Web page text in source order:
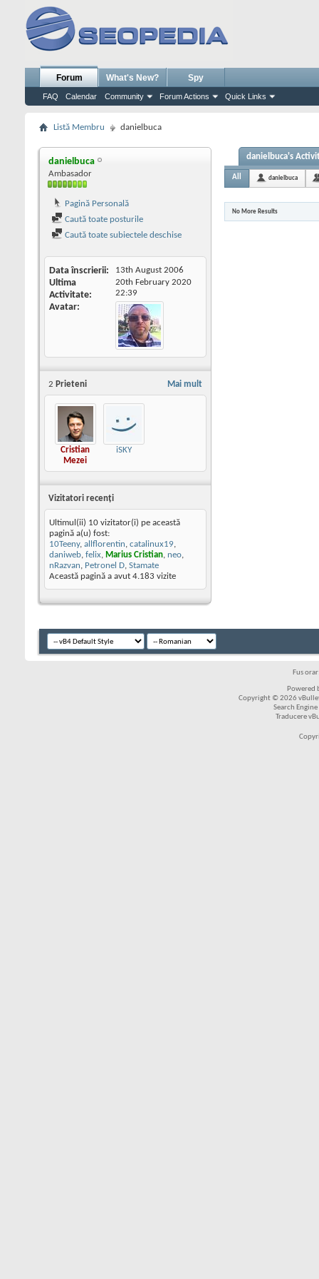
Forum
FAQ Calendar Community Forum Actions Quick Links
What's New? Spy
Listă Membru danielbuca
danielbuca
Ambasador
Pagină Personală
Caută toate posturile
Caută toate subiectele deschise
Data înscrierii 13th August 2006
Ultima
Activitate
20th February 2020
22:39
Avatar
Mai mult
2 Prieteni
Cristian
Mezei
iSKY
Vizitatori recenţi
Ultimul(ii) 10 vizitator(i) pe această
pagină a(u) fost:
10Teeny, allflorentin, catalinux19,
daniweb, felix, Marius Cristian, neo,
nRazvan, Petronel D, Stamate
Această pagină a avut 4.183 vizite
danielbuca's
All danielbuca
No More Results
Fus
Powered
Copyright © 2026
Search
Traducere